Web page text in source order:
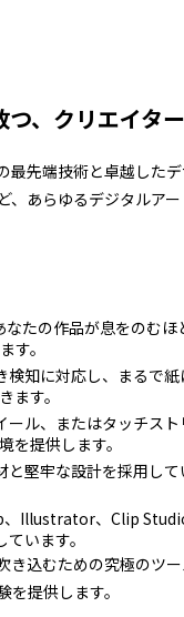
、クリエイタ
先端技術と卓越した
あらゆるデジタルア
たの作品が息をのむ
す。
知に対応し、まるで
ます。
ル、またはタッチス
を提供します。
堅牢な設計を採用し
Illustrator、Clip
います。
込むための究極のツ
提供します。